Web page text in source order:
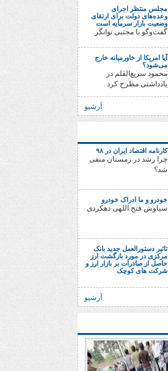
مجلس منتظر اجرای
وعده‌های دولت برای ارتقای
وضعیت بازار سرمایه است
گفت‌وگو با مجتبی توانگر
آیا امریکا از خاورمیانه خارج
می‌شود؟
محمود سریع‌القلم در
یادداشتی مطرح کرد
آرشیو
کارنامه اقتصاد ایران در ۹۸
چرا رشد در زمستان منفی
شد؟
خودرو و ما ادراک خودرو
سیاوش فتح اللهی دهکردی
تاثیر دستورالعمل جدید بانک
مرکزی در مورد بازگشت ارز
حاصل از صادرات بر بازار ارز و
شرکت های کوچک
آرشیو